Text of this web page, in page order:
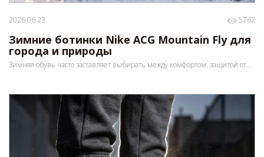
2026.06.23 5762
Зимние ботинки Nike ACG Mountain Fly для
города и природы
Зимняя обувь часто заставляет выбирать между комфортом, защитой от...